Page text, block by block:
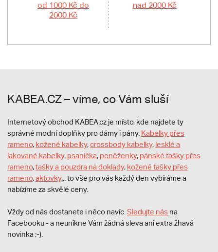
od 1000 Kč do
2000 Kč
nad 2000 Kč
KABEA.CZ – víme, co Vám sluší
Internetový obchod KABEA.cz je místo, kde najdete ty
správné modní doplňky pro dámy i pány. Kabelky přes
rameno, kožené kabelky,crossbody kabelky, lesklé a
lakované kabelky, psaníčka, peněženky, pánské tašky přes
rameno,tašky a pouzdra na doklady, kožené tašky přes
rameno,aktovky... to vše pro vás každý den vybíráme a
nabízíme za skvělé ceny.
Vždy od nás dostanete i něco navíc. Sledujte nás na
Facebooku - a neunikne Vám žádná sleva ani extra žhavá
novinka ;-).